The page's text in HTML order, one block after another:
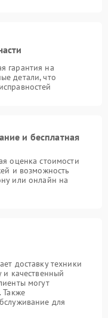
гарантия на
детали, что
и бесплатная
оценка стоимости
и возможность
или онлайн на
доставку техники
и качественный
могут
Также
для